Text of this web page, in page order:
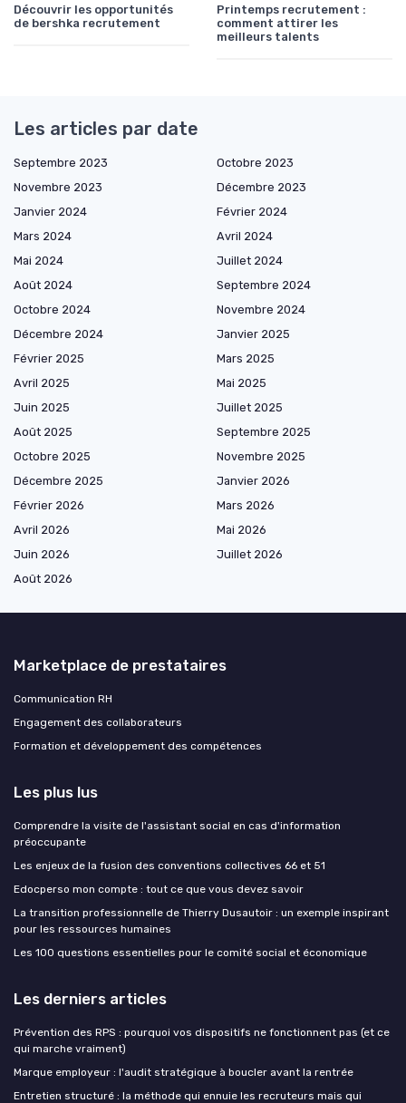
Découvrir les opportunités
de bershka recrutement
Printemps recrutement :
comment attirer les
meilleurs talents
Les articles par date
Septembre 2023
Octobre 2023
Novembre 2023
Décembre 2023
Janvier 2024
Février 2024
Mars 2024
Avril 2024
Mai 2024
Juillet 2024
Août 2024
Septembre 2024
Octobre 2024
Novembre 2024
Décembre 2024
Janvier 2025
Février 2025
Mars 2025
Avril 2025
Mai 2025
Juin 2025
Juillet 2025
Août 2025
Septembre 2025
Octobre 2025
Novembre 2025
Décembre 2025
Janvier 2026
Février 2026
Mars 2026
Avril 2026
Mai 2026
Juin 2026
Juillet 2026
Août 2026
Marketplace de prestataires
Communication RH
Engagement des collaborateurs
Formation et développement des compétences
Les plus lus
Comprendre la visite de l'assistant social en cas d'information
préoccupante
Les enjeux de la fusion des conventions collectives 66 et 51
Edocperso mon compte : tout ce que vous devez savoir
La transition professionnelle de Thierry Dusautoir : un exemple inspirant
pour les ressources humaines
Les 100 questions essentielles pour le comité social et économique
Les derniers articles
Prévention des RPS : pourquoi vos dispositifs ne fonctionnent pas (et ce
qui marche vraiment)
Marque employeur : l'audit stratégique à boucler avant la rentrée
Entretien structuré : la méthode qui ennuie les recruteurs mais qui